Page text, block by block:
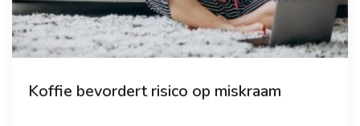
Koffie bevordert risico op miskraam